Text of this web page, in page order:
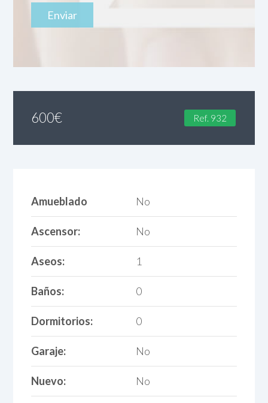
600€ Ref. 932
Amueblado No
Ascensor: No
Aseos: 1
Baños: 0
Dormitorios: 0
Garaje: No
Nuevo: No